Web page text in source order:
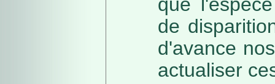
de
d'avance
actualiser